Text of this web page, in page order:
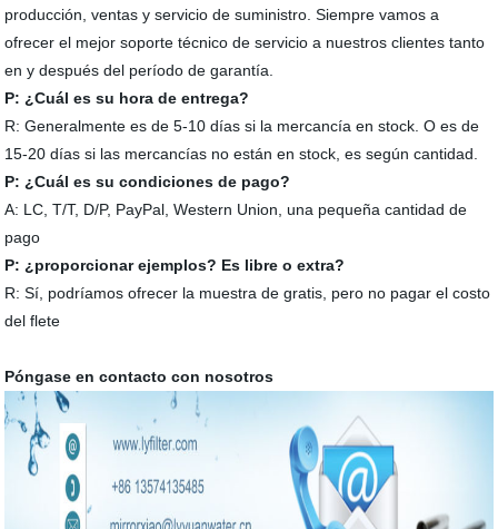
producción, ventas y servicio de suministro. Siempre vamos a
ofrecer el mejor soporte técnico de servicio a nuestros clientes tanto
en y después del período de garantía.
P: ¿Cuál es su hora de entrega?
R: Generalmente es de 5-10 días si la mercancía en stock. O es de
15-20 días si las mercancías no están en stock, es según cantidad.
P: ¿Cuál es su condiciones de pago?
A: LC, T/T, D/P, PayPal, Western Union, una pequeña cantidad de
pago
P: ¿proporcionar ejemplos? Es libre o extra?
R: Sí, podríamos ofrecer la muestra de gratis, pero no pagar el costo
del flete
Póngase en contacto con nosotros